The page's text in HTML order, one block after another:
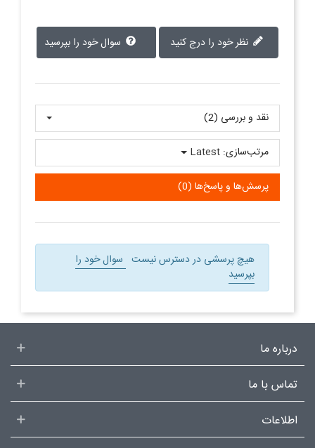
سوال خود را بپرسید
نقد و بررسی‌‌ (2)
پرسش‌ها و پاسخ‌ها (0)
مرتب‌سازی: Latest
هیچ پرسشی در دسترس نیست سوال خود را
بپرسید
درباره ما
تماس با ما
اطلاعات